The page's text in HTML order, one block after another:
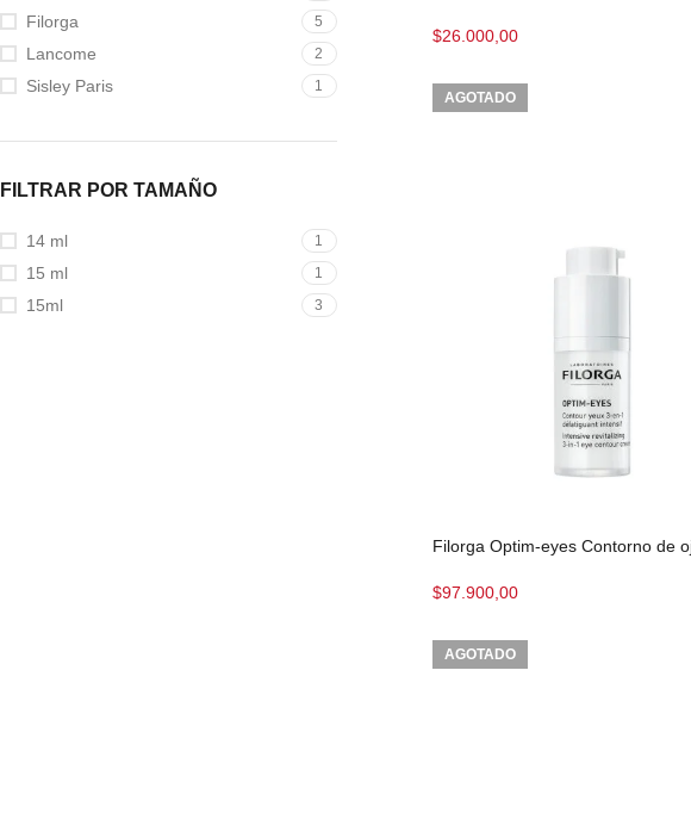
Filorga 5
Lancome 2
Sisley Paris 1
FILTRAR POR TAMAÑO
14 ml 1
15 ml 1
15ml 3
$26.000,00
AGOTADO
Filorga Optim-eyes Contorno de
$97.900,00
AGOTADO